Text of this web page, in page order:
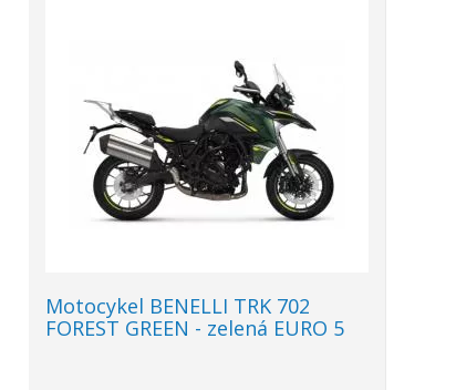
Motocykel BENELLI TRK 702
FOREST GREEN - zelená EURO 5